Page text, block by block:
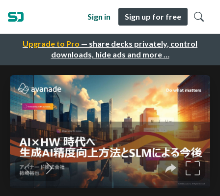
Upgrade to Pro — share decks privately, control
downloads, hide ads and more …
Sign in Sign up for free